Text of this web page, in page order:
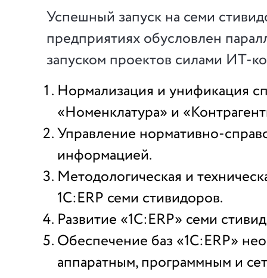
Успешный запуск на семи
предприятиях обусловлен
запуском проектов силами ИТ-
Нормализация и унификация
«Номенклатура» и
Управление нормативно-
информацией.
Методологическая и
1С:ERP семи стивидоров.
Развитие «1С:ERP» семи
Обеспечение баз «1С:ERP»
аппаратным, программным и